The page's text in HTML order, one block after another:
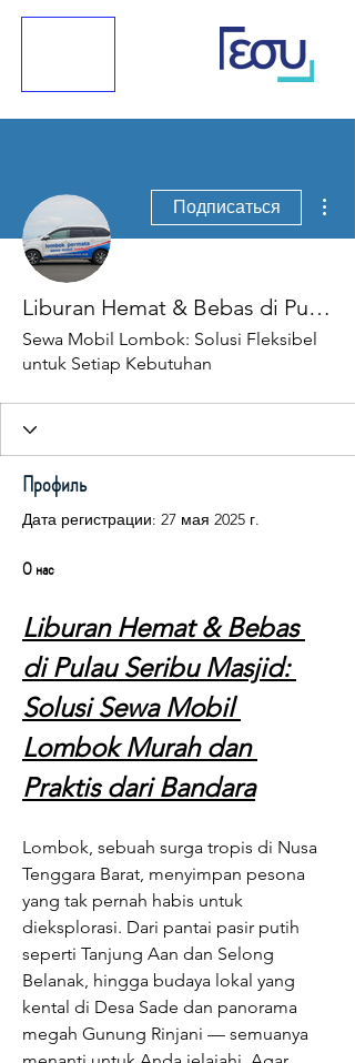
Подписаться
Liburan Hemat & Bebas di Pulau Seribu Masjid: Solusi Sewa Mobil Lombok Murah dan Praktis dari Bandara
Sewa Mobil Lombok: Solusi Fleksibel
untuk Setiap Kebutuhan
Профиль
Дата регистрации: 27 мая 2025 г.
О нас
Liburan Hemat & Bebas
di Pulau Seribu Masjid:
Solusi Sewa Mobil
Lombok Murah dan
Praktis dari Bandara
Lombok, sebuah surga tropis di Nusa
Tenggara Barat, menyimpan pesona
yang tak pernah habis untuk
dieksplorasi. Dari pantai pasir putih
seperti Tanjung Aan dan Selong
Belanak, hingga budaya lokal yang
kental di Desa Sade dan panorama
megah Gunung Rinjani — semuanya